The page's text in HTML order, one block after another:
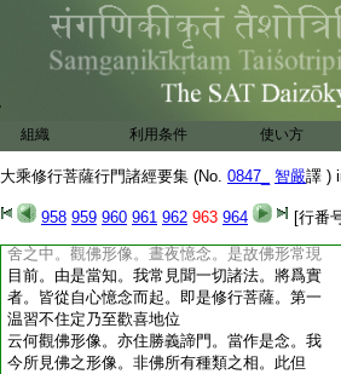
組織 利用条件 使い方
大乘修行菩薩行門諸經要集 (No. 0847_ 智嚴譯 )
958 959 960 961 962 963 964 [行番
馱字。悟陀羅尼法體空無相。無願寂如涅槃
開解入義。七者
可
6 反
字。奢摩他住寂定相
鞞鉢舍那正見諸法相。如何而得住於寂定。
禪像不應取相。當
念鞞鉢舍那以慧正見。若行者見佛而
8 現。將
爲眞佛應作是念。此所見佛從何方來。東西
南北四維上下方所來耶。若將此佛是人所
造應作是念。此佛爲是泥
9 木作耶。爲復金銀
銅鐵所作。如是觀已。知所見佛。但由我於精
舍之中。觀佛形像。晝夜憶念。是故佛形常現
目前。由是當知。我常見聞一切諸法。將爲實
者。皆從自心憶念而起。即是修行菩薩。第一
温習不住定乃至歡喜地位
云何觀佛形像。亦住勝義諦門。當作是念。我
今所見佛之形像。非佛所有種類之相。此但